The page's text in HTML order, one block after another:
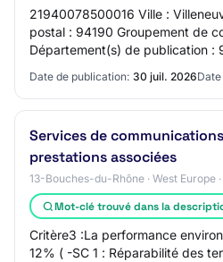
21940078500016 Ville :
postal : 94190 Groupement de
Département(s) de publication :
Date de publication: 30 juil. 2026
Services de
prestations associées
13-Bouches-du-Rhône · West Europe
Mot-clé trouvé dans la
Critère3 :La performance
12% ( -SC 1 : Réparabilité des